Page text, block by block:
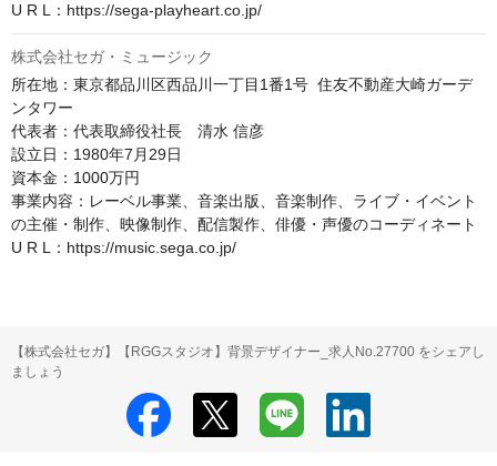
U R L：https://sega-playheart.co.jp/
株式会社セガ・ミュージック
所在地：東京都品川区西品川一丁目1番1号  住友不動産大崎ガーデ
ンタワー
代表者：代表取締役社長　清水 信彦
設立日：1980年7月29日
資本金：1000万円
事業内容：レーベル事業、音楽出版、音楽制作、ライブ・イベント
の主催・制作、映像制作、配信製作、俳優・声優のコーディネート
U R L：https://music.sega.co.jp/
【株式会社セガ】【RGGスタジオ】背景デザイナー_求人No.27700 をシェアし
ましょう